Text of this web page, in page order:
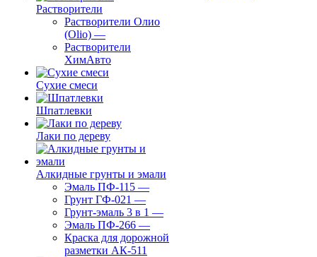
Растворители
Растворители Олио
(Olio) —
Растворители
ХимАвто
Сухие смеси
Шпатлевки
Лаки по дереву
Алкидные грунты и эмали
Эмаль ПФ-115 —
Грунт ГФ-021 —
Грунт-эмаль 3 в 1 —
Эмаль ПФ-266 —
Краска для дорожной
разметки АК-511